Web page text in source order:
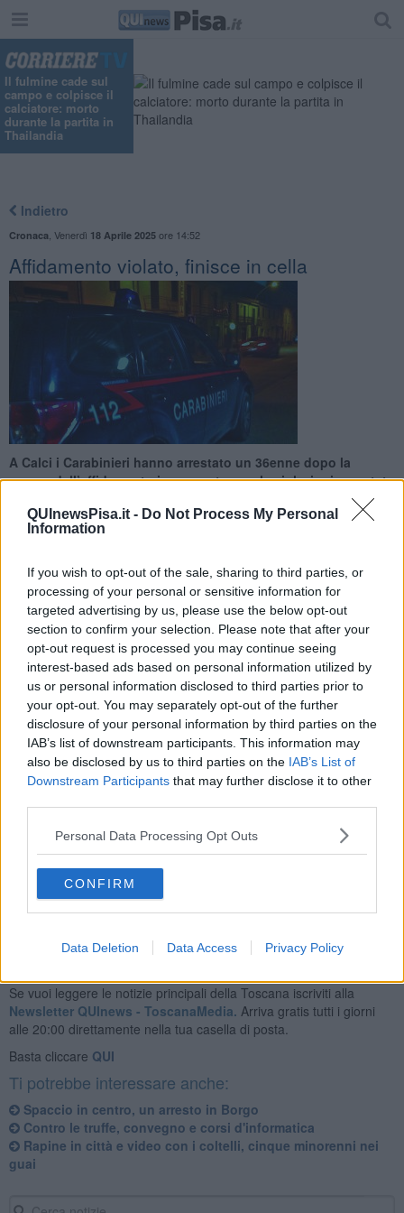
QUInewsPisa.it - Do Not Process My Personal
Information
If you wish to opt-out of the sale, sharing to third parties, or
processing of your personal or sensitive information for
targeted advertising by us, please use the below opt-out
section to confirm your selection. Please note that after your
opt-out request is processed you may continue seeing
interest-based ads based on personal information utilized by
us or personal information disclosed to third parties prior to
your opt-out. You may separately opt-out of the further
disclosure of your personal information by third parties on the
IAB’s list of downstream participants. This information may
also be disclosed by us to third parties on the IAB’s List of
Downstream Participants that may further disclose it to other
Personal Data Processing Opt Outs
CONFIRM
Data Deletion Data Access Privacy Policy
Il fulmine cade sul
campo e colpisce il
calciatore: morto
durante la partita in
Thailandia
Indietro
Cronaca Venerdì 18 Aprile 2025ore 14:52
​Affidamento violato, finisce in cella
A Calci i Carabinieri hanno arrestato un 36enne dopo la
revoca dell’affidamento in prova: troppe le violazioni accertate
CALCI —È finito in carcere perché avrebbeviolato più volte le
regole della misura alternativa di cui stava beneficiando. Nel
tardo pomeriggio del 16 Aprile i Carabinieri della Stazione di Calci
hanno arrestato un uomo di 36 anni, dando esecuzione a
un’ordinanza emessa dall’Ufficio di Sorveglianza di Pisa che ha
dispostol’aggravamento dell’affidamento in prova al servizio
sociale terapeutico con la custodia cautelare in carcere.
La decisione arriva in seguito allereiterate trasgressioni da parte
dell’uomo , che avrebbe più volte disatteso le prescrizioni imposte
nell’ambito del percorso a cui era stato ammesso. Dopo le formalità
Se vuoi leggere le notizie principali della Toscana iscriviti alla
Newsletter QUInews - ToscanaMedia. Arriva gratis tutti i giorni
alle 20:00 direttamente nella tua casella di posta.
Basta cliccare QUI
Ti potrebbe interessare anche:
Spaccio in centro, un arresto in Borgo
Contro le truffe, convegno e corsi d'informatica
Rapine in città e video con i coltelli, cinque minorenni nei
guai